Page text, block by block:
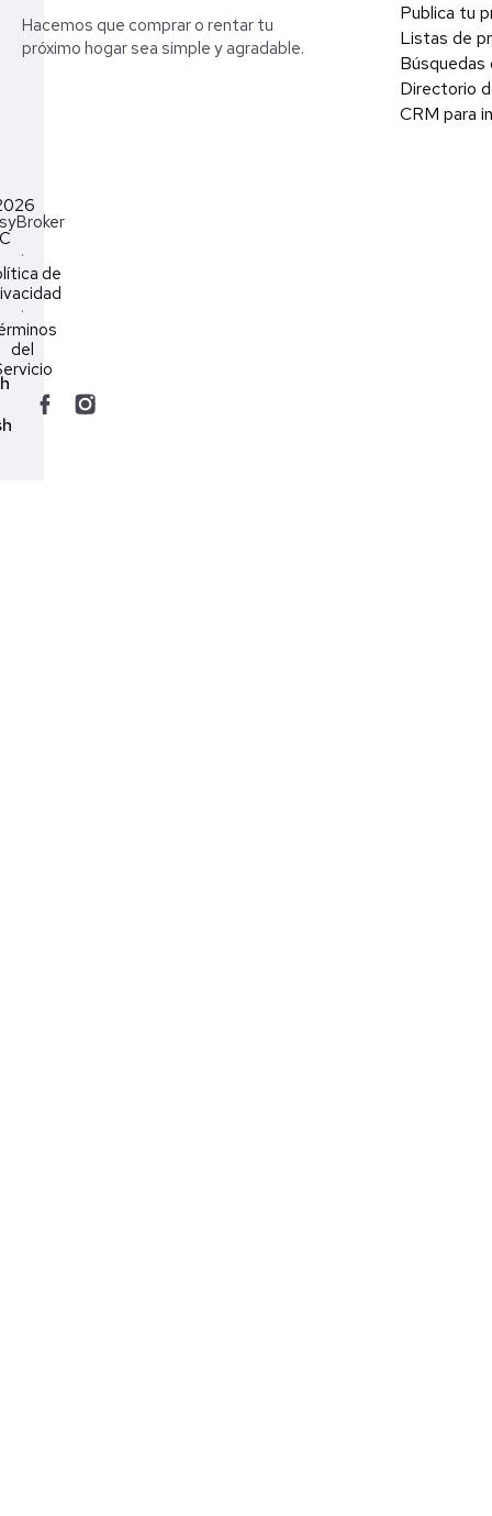
Hacemos que comprar o rentar tu
próximo hogar sea simple y agradable.
Publica tu
Listas de
Búsquedas
Directorio
CRM para
·
de
·
del